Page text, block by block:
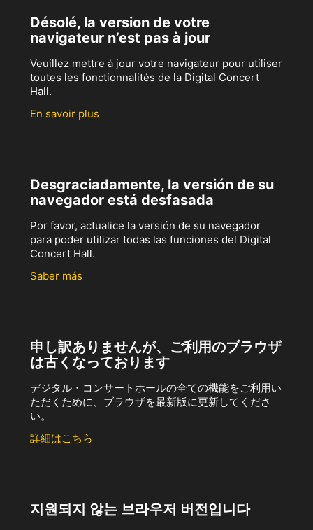
Désolé, la version de votre
navigateur n’est pas à jour
Veuillez mettre à jour votre navigateur pour utiliser
toutes les fonctionnalités de la Digital Concert
Hall.
En savoir plus
Desgraciadamente, la versión de su
navegador está desfasada
Por favor, actualice la versión de su navegador
para poder utilizar todas las funciones del Digital
Concert Hall.
Saber más
申し訳ありませんが、ご利用のブラウザ
は古くなっております
デジタル・コンサートホールの全ての機能をご利用い
ただくために、ブラウザを最新版に更新してくださ
い。
詳細はこちら
지원되지 않는 브라우저 버전입니다